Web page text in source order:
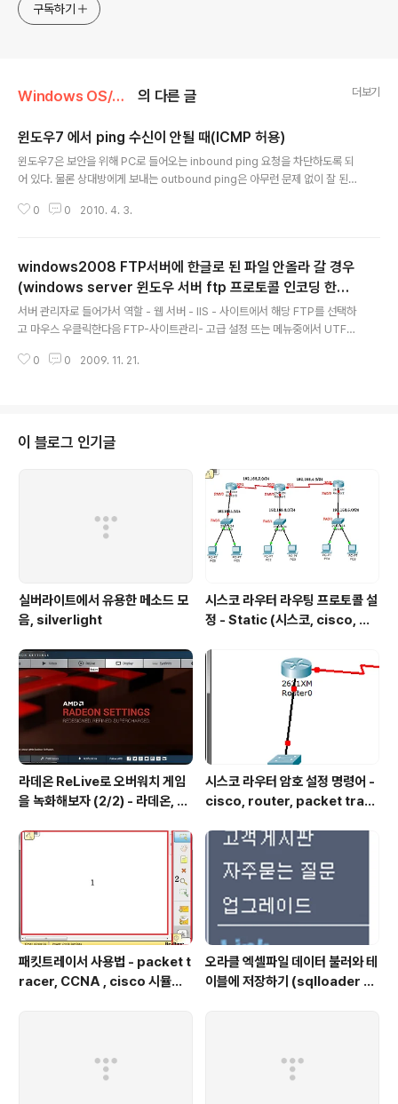
구독하기
Windows OS/윈도우팁 의 다른 글 더보기
윈도우7 에서 ping 수신이 안될 때(ICMP 허용)
윈도우7은 보안을 위해 PC로 들어오는 inbound ping 요청을 차단하도록 되
어 있다. 물론 상대방에게 보내는 outbound ping은 아무런 문제 없이 잘 된
적용된 방화벽 으로 들어가서 좌측 메뉴에서 Inbound Rules 선택하고 화면
7 이라서 메뉴가 영어로 나오다보니......... 아마 다들 이해할거라 생각한다
0 0 2010. 4. 3.
windows2008 FTP서버에 한글로 된 파일 안올라 갈 경우
(windows server 윈도우 서버 ftp 프로토콜 인코딩 한글 i
is 인터넷정보서비스 utf8 유니코드)
서버 관리자로 들어가서 역할 - 웹 서버 - IIS - 사이트에서 해당 FTP를 선택하
고 마우스 우클릭한다음 FTP-사이트관리- 고급 설정 뜨는 메뉴중에서 UTF8
0 0 2009. 11. 21.
이 블로그 인기글
실버라이트에서 유용한 메소드 모
음, silverlight
시스코 라우터 라우팅 프로토콜 설
정 - Static (시스코, cisco, 라
콜, static protocol)
라데온 ReLive로 오버워치 게임
을 녹화해보자 (2/2) - 라데온, 암
라이버, 쉐도우 플레이, Radeon,
AMD, Relive, Overwatch Gr
aphic Driver, Shadow Play,
Radeon Software Crimso
시스코 라우터 암호 설정 명령어 -
cisco, router, packet trac
라하기,CCNA,command
패킷트레이서 사용법 - packet t
racer, CCNA , cisco 시뮬레
오라클 엑셀파일 데이터 불러와 테
이블에 저장하기 (sqlloader 를